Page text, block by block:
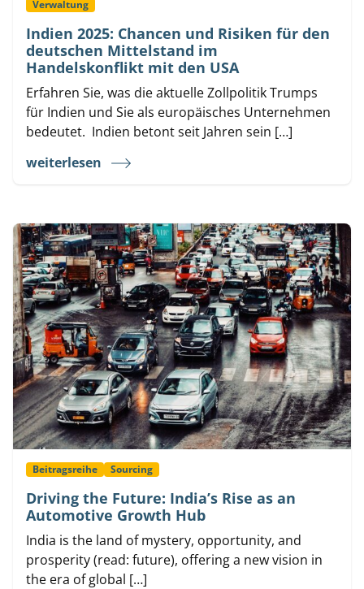
Verwaltung
Indien 2025: Chancen und Risiken für den
deutschen Mittelstand im
Handelskonflikt mit den USA
Erfahren Sie, was die aktuelle Zollpolitik Trumps
für Indien und Sie als europäisches Unternehmen
bedeutet. Indien betont seit Jahren sein […]
weiterlesen
Beitragsreihe Sourcing
Driving the Future: India’s Rise as an
Automotive Growth Hub
India is the land of mystery, opportunity, and
prosperity (read: future), offering a new vision in
the era of global […]